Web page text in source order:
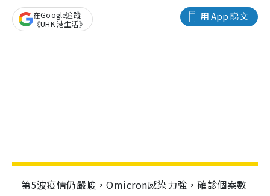
用 App 睇文
在Google追蹤
《UHK 港生活》
第5波疫情仍嚴峻，Omicron感染力強，確診個案數